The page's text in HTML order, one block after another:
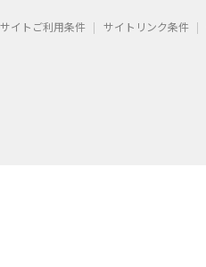
サイトご利用条件 サイトリンク条件